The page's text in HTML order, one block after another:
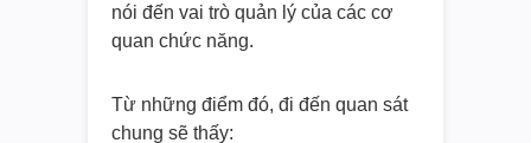
nói đến vai trò quản lý của các cơ
quan chức năng.
Từ những điểm đó, đi đến quan sát
chung sẽ thấy: